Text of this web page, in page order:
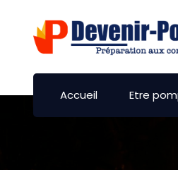
Accueil Etre